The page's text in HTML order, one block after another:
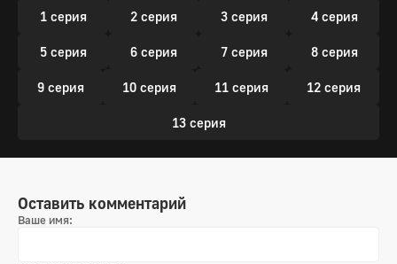
1 серия
2 серия 3 серия 4 серия
5 серия 6 серия 7 серия 8 серия
9 серия 10 серия 11 серия 12 серия
13 серия
Оставить комментарий
Ваше имя: